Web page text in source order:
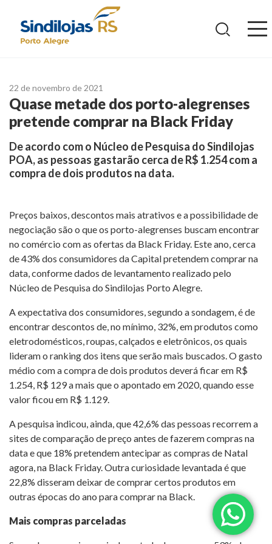
22 de novembro de 2021
Quase metade dos porto-alegrenses
pretende comprar na Black Friday
De acordo com o Núcleo de Pesquisa do Sindilojas
POA, as pessoas gastarão cerca de R$ 1.254 com a
compra de dois produtos na data.
Preços baixos, descontos mais atrativos e a possibilidade de
negociação são o que os porto-alegrenses buscam encontrar
no comércio com as ofertas da Black Friday. Este ano, cerca
de 43% dos consumidores da Capital pretendem comprar na
data, conforme dados de levantamento realizado pelo
Núcleo de Pesquisa do Sindilojas Porto Alegre.
A expectativa dos consumidores, segundo a sondagem, é de
encontrar descontos de, no mínimo, 32%, em produtos como
eletrodomésticos, roupas, calçados e eletrônicos, os quais
lideram o ranking dos itens que serão mais buscados. O gasto
médio com a compra de dois produtos deverá ficar em R$
1.254, R$ 129 a mais que o apontado em 2020, quando esse
valor ficou em R$ 1.129.
A pesquisa indicou, ainda, que 42,6% das pessoas recorrem a
sites de comparação de preço antes de fazerem compras na
data e que 18% pretendem antecipar as compras de Natal
agora, na Black Friday. Outra curiosidade levantada é que
22,8% disseram deixar de comprar certos produtos em
outras épocas do ano para comprar na Black.
Mais compras parceladas